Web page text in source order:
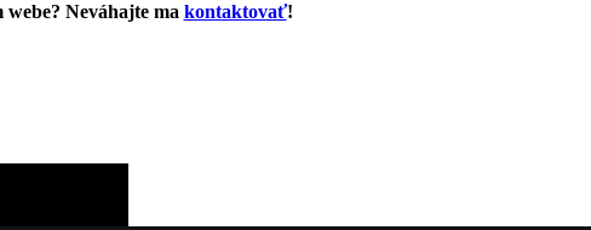
Neváhajte ma kontaktovať!